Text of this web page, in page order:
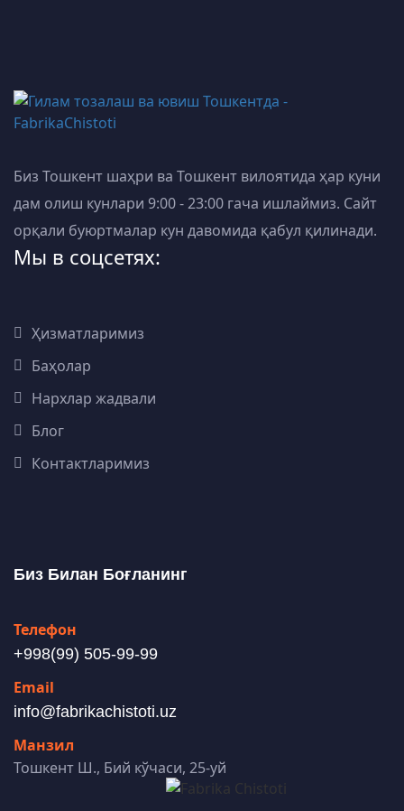
Биз Тошкент шаҳри ва Тошкент вилоятида ҳар куни
дам олиш кунлари 9:00 - 23:00 гача ишлаймиз. Сайт
орқали буюртмалар кун давомида қабул қилинади.
Мы в соцсетях:
Ҳизматларимиз
Баҳолар
Нархлар жадвали
Блог
Контактларимиз
Биз Билан Боғланинг
Телефон
+998(99) 505-99-99
Email
info@fabrikachistoti.uz
Манзил
Тошкент Ш., Бий кўчаси, 25-уй